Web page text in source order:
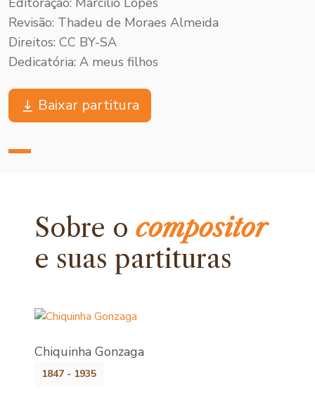
Revisão: Thadeu de Moraes Almeida
Direitos: CC BY-SA
Dedicatória: A meus filhos
Baixar partitura
Sobre ocompositor
e suas partituras
Chiquinha Gonzaga
1847 - 1935